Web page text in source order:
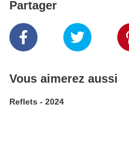
Partager
Vous aimerez aussi
Reflets - 2024